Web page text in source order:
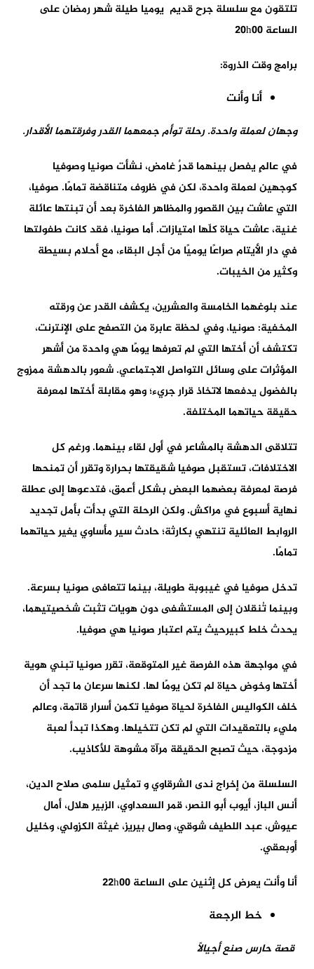
تلتقون مع سلسلة جرح قديم يوميا طيلة شهر رمضان على
الساعة 20h00
برامج وقت الذروة:
أنا وأنت
وجهان لعملة واحدة. رحلة توأم جمعهما القدر وفرقتهما الأقدار.
في عالمٍ يفصل بينهما قدرٌ غامض، نشأت صونيا وصوفيا
كوجهين لعملة واحدة، لكن في ظروف متناقضة تمامًا. صوفيا،
التي عاشت بين القصور والمظاهر الفاخرة بعد أن تبنتها عائلة
غنية، عاشت حياة كلّها امتيازات. أما صونيا، فقد كانت طفولتها
في دار الأيتام صراعًا يوميًا من أجل البقاء، مع أحلام بسيطة
وكثير من الخيبات.
عند بلوغهما الخامسة والعشرين، يكشف القدر عن ورقته
المخفية: صونيا، وفي لحظة عابرة من التصفح على الإنترنت،
تكتشف أن أختها التي لم تعرفها يومًا هي واحدة من أشهر
المؤثرات على وسائل التواصل الاجتماعي. شعور بالدهشة ممزوج
بالفضول يدفعها لاتخاذ قرار جريء؛ وهو مقابلة أختها لمعرفة
حقيقة حياتهما المختلفة.
تتلاقى الدهشة بالمشاعر في أول لقاء بينهما. ورغم كل
الاختلافات، تستقبل صوفيا شقيقتها بحرارة وتقرر أن تمنحها
فرصة لمعرفة بعضهما البعض بشكل أعمق، فتدعوها إلى عطلة
نهاية أسبوع في مراكش. ولكن الرحلة التي بدأت بأمل تجديد
الروابط العائلية تنتهي بكارثة؛ حادث سير مأساوي يغير حياتهما
تمامًا.
تدخل صوفيا في غيبوبة طويلة، بينما تتعافى صونيا بسرعة.
وبينما تُنقلان إلى المستشفى دون هويات تثبت شخصيتيهما،
يحدث خلط كبيرحيث يتم اعتبار صونيا هي صوفيا.
في مواجهة هذه الفرصة غير المتوقعة، تقرر صونيا تبني هوية
أختها وخوض حياة لم تكن يومًا لها. لكنها سرعان ما تجد أن
خلف الكواليس الفاخرة لحياة صوفيا تكمن أسرار قاتمة، وعالم
مليء بالتعقيدات التي لم تكن تتخيلها. وهكذا تبدأ لعبة
مزدوجة، حيث تصبح الحقيقة مرآة مشوهة للأكاذيب.
السلسلة من إخراج ندى الشرقاوي و تمثيل سلمى صلاح الدين،
أنس الباز، أيوب أبو النصر، قمر السعداوي، الزبير هلال، أمال
عيوش، عبد اللطيف شوقي، وصال بيريز، غيثة الكزولي، وخليل
أوبعقي.
أنا وأنت يعرض كل إثنين على الساعة 22h00
خط الرجعة
قصة حارس صنع أجيالاً